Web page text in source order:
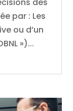
par : Les
ou d’un
»)...